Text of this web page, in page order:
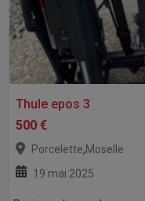
Thule epos 3
500 €
Porcelette,Moselle
19 mai 2025